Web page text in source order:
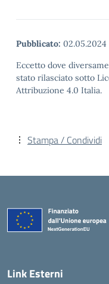
Pubblicato: 02.05.2024
Eccetto dove
stato rilasciato sotto
Attribuzione 4.0 Italia.
Stampa / Condividi
Link Esterni